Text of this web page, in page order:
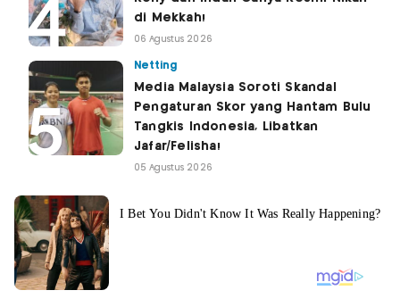
di Mekkah!
06 Agustus 2026
Netting
Media Malaysia Soroti Skandal
Pengaturan Skor yang Hantam Bulu
Tangkis Indonesia, Libatkan
Jafar/Felisha!
05 Agustus 2026